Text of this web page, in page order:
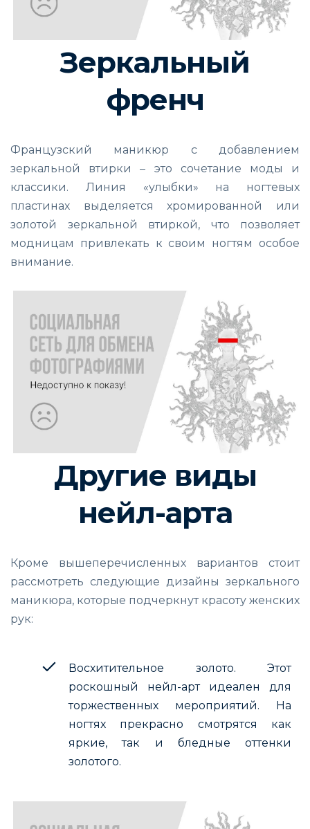
Зеркальный
френч
Французский маникюр с добавлением
зеркальной втирки – это сочетание моды и
классики. Линия «улыбки» на ногтевых
пластинах выделяется хромированной или
золотой зеркальной втиркой, что позволяет
модницам привлекать к своим ногтям особое
внимание.
Другие виды
нейл-арта
Кроме вышеперечисленных вариантов стоит
рассмотреть следующие дизайны зеркального
маникюра, которые подчеркнут красоту женских
рук:
Восхитительное золото. Этот
роскошный нейл-арт идеален для
торжественных мероприятий. На
ногтях прекрасно смотрятся как
яркие, так и бледные оттенки
золотого.